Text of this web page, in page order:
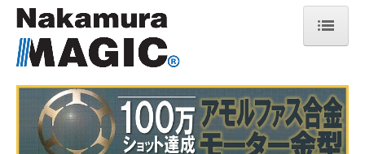
HOME
技術紹介
ナカムラ マジック